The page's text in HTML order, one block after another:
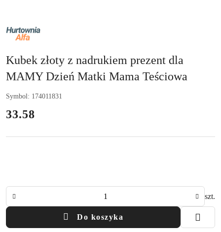
NAZWA
PRODUCENTA:
ALFA
Kubek złoty z nadrukiem prezent dla
MAMY Dzień Matki Mama Teściowa
Symbol: 174011831
cena:
33.58
szt.
Do koszyka